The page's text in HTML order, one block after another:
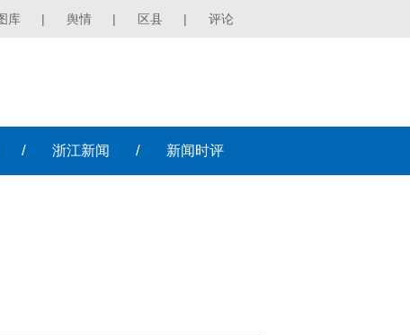
库 | 舆情 | 区县 | 评论
/ 浙江新闻 / 新闻时评